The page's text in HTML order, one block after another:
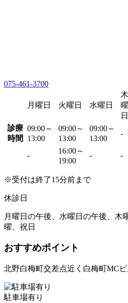
075-461-3700
月曜日 火曜日 水曜日
木
曜
日
診療
時間
09:00～
13:00
09:00～
13:00
09:00～
13:00
-
-
16:00～
19:00
- -
※受付は終了15分前まで
休診日
月曜日の午後、水曜日の午後、木
曜、祝日
おすすめポイント
北野白梅町交差点近く白梅町
駐車場有り